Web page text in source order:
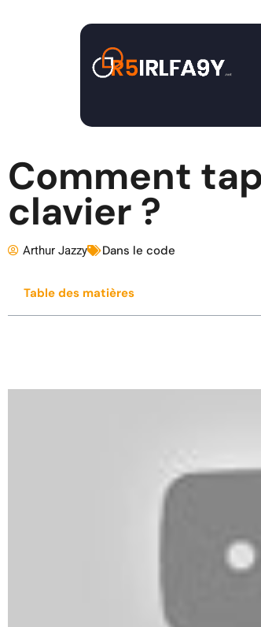
Comment
clavier ?
Arthur Jazzy Dans le code
Table des matières